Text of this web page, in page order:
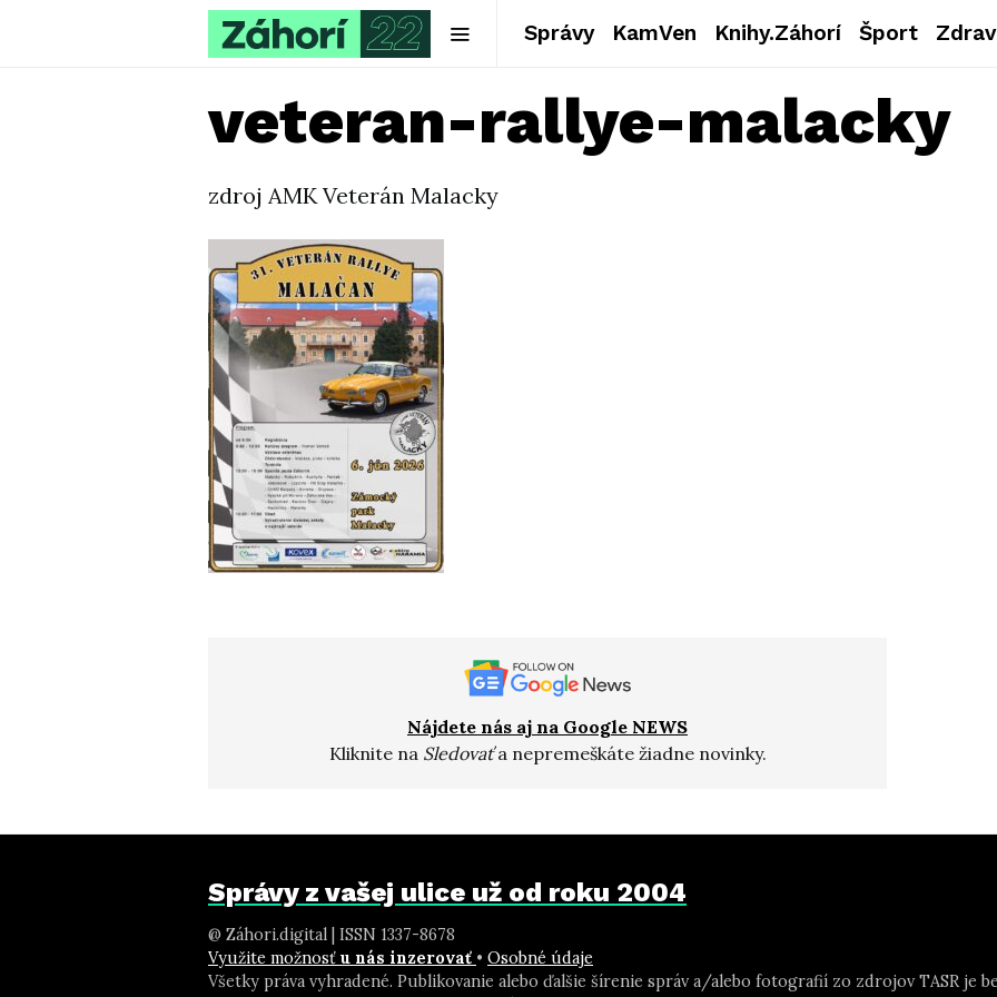
Správy KamVen Knihy.Záhorí Šport
veteran-rallye-malacky
zdroj AMK Veterán Malacky
Nájdete nás aj na Google NEWS
Kliknite na Sledovaťa nepremeškáte žiadne novinky.
Správy z vašej ulice už od roku 2004
@ Záhori.digital | ISSN 1337-8678
Využite možnosť u nás inzerovať • Osobné údaje
Všetky práva vyhradené. Publikovanie alebo ďalšie šírenie správ a/alebo fotografií zo zdrojov TASR je